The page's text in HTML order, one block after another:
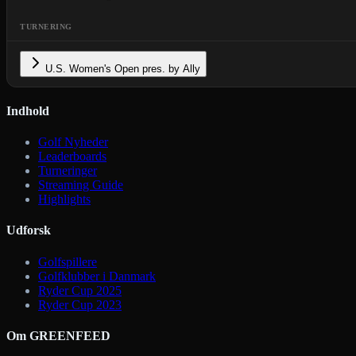
TURNERING
U.S. Women's Open pres. by Ally
Indhold
Golf Nyheder
Leaderboards
Turneringer
Streaming Guide
Highlights
Udforsk
Golfspillere
Golfklubber i Danmark
Ryder Cup 2025
Ryder Cup 2023
Om GREENFEED